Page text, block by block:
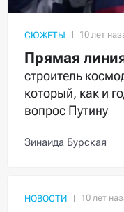
СЮЖЕТЫ
Прямая
строитель
который, как и
вопрос Путину
Зинаида Бурская
НОВОСТИ